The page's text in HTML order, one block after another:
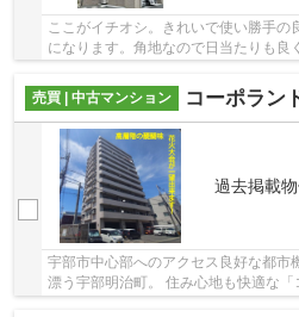
ここがイチオシ。きれいで使い勝手
になります。角地なので日当たりも良
売買 | 中古マンション
コーポラン
過去掲載
宇部市中心部へのアクセス良好な都市
漂う宇部明治町。 住み心地も快適な